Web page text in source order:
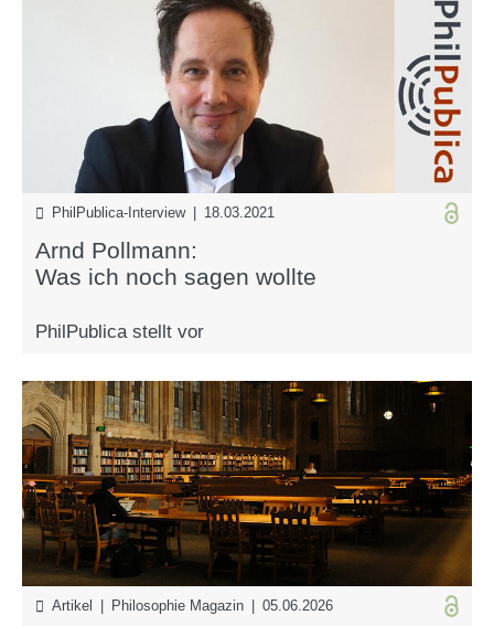
PhilPublica-Interview | 18.03.2021
Arnd Pollmann:
Was ich noch sagen wollte
PhilPublica stellt vor
Artikel | Philosophie Magazin | 05.06.2026